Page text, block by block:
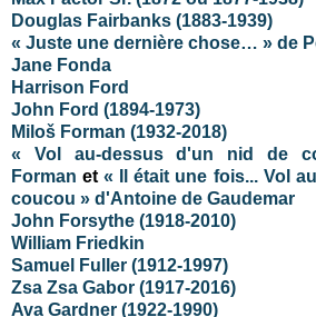
Douglas Fairbanks (1883-1939)
« Juste une dernière chose… » de
Jane Fonda
Harrison Ford
John Ford (1894-1973)
Miloš Forman (1932-2018)
« Vol au-dessus d'un nid de
Forman et« Il était une fois... Vol
coucou » d'Antoine de Gaudemar
John Forsythe (1918-2010)
William Friedkin
Samuel Fuller (1912-1997)
Zsa Zsa Gabor (1917-2016)
Ava Gardner (1922-1990)